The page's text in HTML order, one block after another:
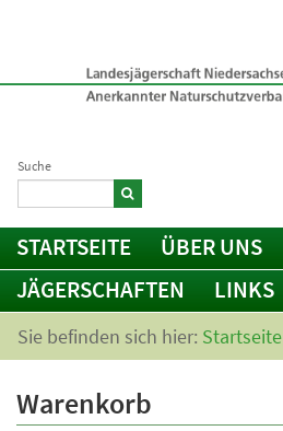
Suche
STARTSEITE ÜBER UNS
JÄGERSCHAFTEN
LINKS
Sie befinden sich hier: Startseite
Warenkorb